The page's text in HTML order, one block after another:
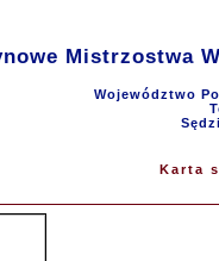
Mistrzostwa
Województwo
Karta